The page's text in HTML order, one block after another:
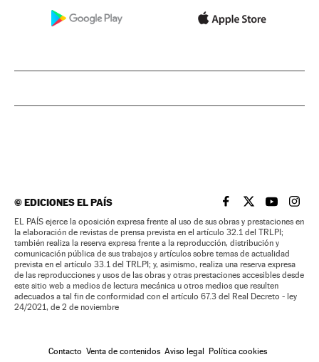
©EDICIONES EL PAÍS EL PAÍS BRASIL EN
EL PAÍSEL PAÍS
EL
EL PAÍS ejerce la oposición expresa frente al uso de sus obras y prestaciones en
la elaboración de revistas de prensa prevista en el artículo 32.1 del TRLPI;
también realiza la reserva expresa frente a la reproducción, distribución y
comunicación pública de sus trabajos y artículos sobre temas de actualidad
prevista en el artículo 33.1 del TRLPI; y, asimismo, realiza una reserva expresa
de las reproducciones y usos de las obras y otras prestaciones accesibles desde
este sitio web a medios de lectura mecánica u otros medios que resulten
adecuados a tal fin de conformidad con el artículo 67.3 del Real Decreto - ley
24/2021, de 2 de noviembre
Contacto Venta de contenidos Aviso legal Política cookies